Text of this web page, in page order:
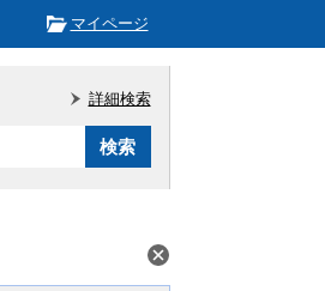
マイページ
詳細検索